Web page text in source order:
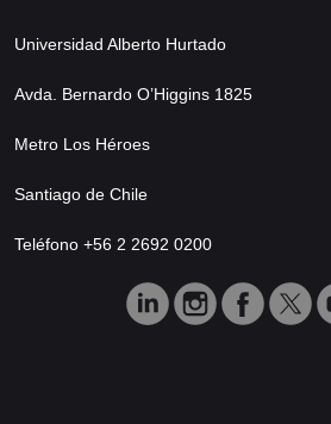
Universidad Alberto Hurtado
Avda. Bernardo O’Higgins 1825
Metro Los Héroes
Santiago de Chile
Teléfono +56 2 2692 0200